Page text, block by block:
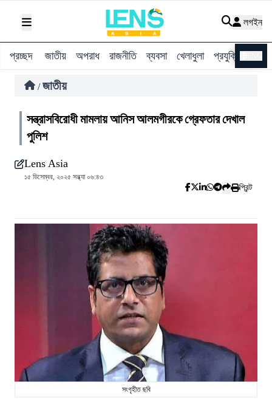
লগইন
প্রচ্ছদ জাতীয় অপরাধ রাজনীতি ব্যবসা খেলাধুলা প্রযুক্তি
/ জাতীয়
সন্ত্রাসবিরোধী মামলায় আনিস আলমগীরকে গ্রেফতার দেখাল
পুলিশ
Lens Asia
১৫ ডিসেম্বর, ২০২৫ সন্ধ্যা ০৬:৪৩
প্রিন্ট
সংগৃহীত ছবি